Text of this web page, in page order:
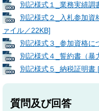
別記様式１_業務実績調
別記様式２_入札参加資
ァイル／22KB]
別記様式３_参加資格に
別記様式４_誓約書（暴
別記様式５_納税証明書
質問及び回答